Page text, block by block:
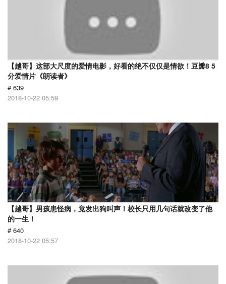
【越哥】这部大尺度的爱情电影，好看的绝不仅仅是情欲！豆瓣8 5
分爱情片《朗读者》
# 639
2018-10-22 05:59
【越哥】男孩患怪病，竟发出狗叫声！校长只用几句话就改变了他
的一生！
# 640
2018-10-22 05:57